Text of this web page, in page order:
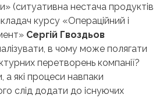
(ситуативна нестача продуктів
курсу «Операційний і
Сергій Гвоздьов
в чому може полягати
перетворень компанії?
а які процеси навпаки
слід додати до існуючих